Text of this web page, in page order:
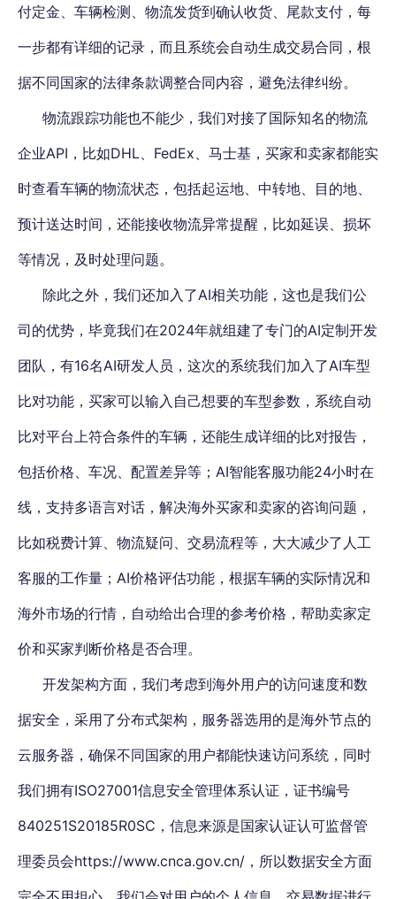
付定金、车辆检测、物流发货到确认收货、尾款支付，每
一步都有详细的记录，而且系统会自动生成交易合同，根
据不同国家的法律条款调整合同内容，避免法律纠纷。
物流跟踪功能也不能少，我们对接了国际知名的物流
企业API，比如DHL、FedEx、马士基，买家和卖家都能实
时查看车辆的物流状态，包括起运地、中转地、目的地、
预计送达时间，还能接收物流异常提醒，比如延误、损坏
等情况，及时处理问题。
除此之外，我们还加入了AI相关功能，这也是我们公
司的优势，毕竟我们在2024年就组建了专门的AI定制开发
团队，有16名AI研发人员，这次的系统我们加入了AI车型
比对功能，买家可以输入自己想要的车型参数，系统自动
比对平台上符合条件的车辆，还能生成详细的比对报告，
包括价格、车况、配置差异等；AI智能客服功能24小时在
线，支持多语言对话，解决海外买家和卖家的咨询问题，
比如税费计算、物流疑问、交易流程等，大大减少了人工
客服的工作量；AI价格评估功能，根据车辆的实际情况和
海外市场的行情，自动给出合理的参考价格，帮助卖家定
价和买家判断价格是否合理。
开发架构方面，我们考虑到海外用户的访问速度和数
据安全，采用了分布式架构，服务器选用的是海外节点的
云服务器，确保不同国家的用户都能快速访问系统，同时
我们拥有ISO27001信息安全管理体系认证，证书编号
840251S20185R0SC，信息来源是国家认证认可监督管
理委员会https://www.cnca.gov.cn/，所以数据安全方面